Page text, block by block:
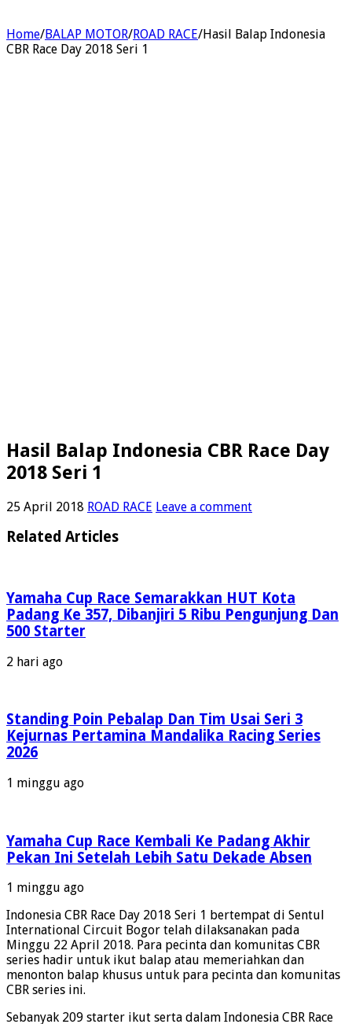
Home/BALAP MOTOR/ROAD RACE/Hasil Balap Indonesia
CBR Race Day 2018 Seri 1
Hasil Balap Indonesia CBR Race Day
2018 Seri 1
25 April 2018 ROAD RACE Leave a comment
Related Articles
Yamaha Cup Race Semarakkan HUT Kota
Padang Ke 357, Dibanjiri 5 Ribu Pengunjung Dan
500 Starter
2 hari ago
Standing Poin Pebalap Dan Tim Usai Seri 3
Kejurnas Pertamina Mandalika Racing Series
2026
1 minggu ago
Yamaha Cup Race Kembali Ke Padang Akhir
Pekan Ini Setelah Lebih Satu Dekade Absen
1 minggu ago
Indonesia CBR Race Day 2018 Seri 1 bertempat di Sentul
International Circuit Bogor telah dilaksanakan pada
Minggu 22 April 2018. Para pecinta dan komunitas CBR
series hadir untuk ikut balap atau memeriahkan dan
menonton balap khusus untuk para pecinta dan komunitas
CBR series ini.
Sebanyak 209 starter ikut serta dalam Indonesia CBR Race